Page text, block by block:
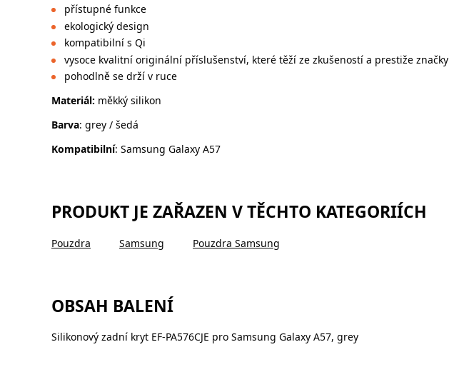
přístupné funkce
ekologický design
kompatibilní s Qi
vysoce kvalitní originální příslušenství, které těží ze zkušeností a prestiže značky
pohodlně se drží v ruce
Materiál: měkký silikon
Barva: grey / šedá
Kompatibilní: Samsung Galaxy A57
PRODUKT JE ZAŘAZEN V TĚCHTO KATEGORIÍCH
Pouzdra Samsung Pouzdra Samsung
OBSAH BALENÍ
Silikonový zadní kryt EF-PA576CJE pro Samsung Galaxy A57, grey